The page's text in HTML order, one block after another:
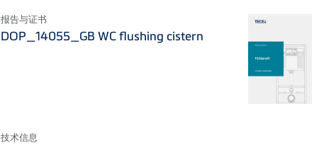
报告与证书
DOP_14055_GB WC flushing cistern
技术信息